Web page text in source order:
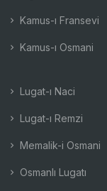
Kamus-ı Fransevi
Kamus-ı Osmani
Lugat-ı Naci
Lugat-ı Remzi
Memalik-i Osmani
Osmanlı Lugatı